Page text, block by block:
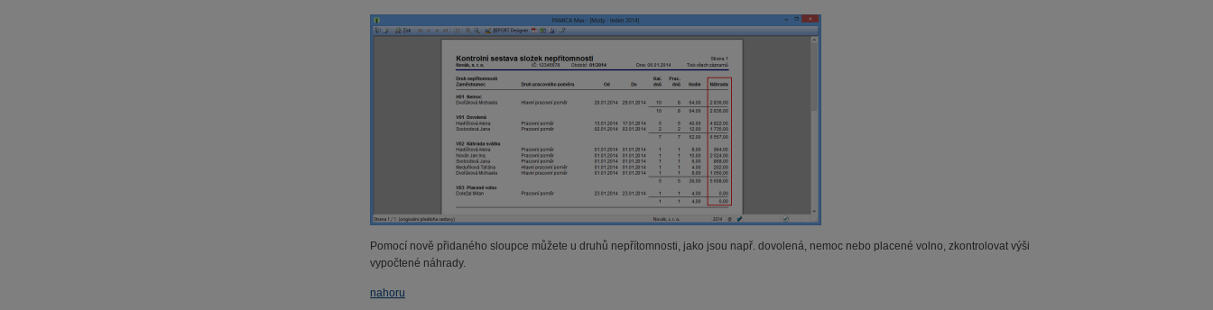
Pomocí nově přidaného sloupce můžete u druhů nepřítomnosti, jako jsou např. dovolená, nemoc nebo placené volno, zkontrolovat výši
vypočtené náhrady.
nahoru